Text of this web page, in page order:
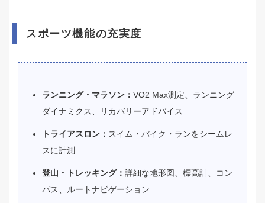
スポーツ機能の充実度
ランニング・マラソン： VO2 Max測定、ランニング
ダイナミクス、リカバリーアドバイス
トライアスロン： スイム・バイク・ランをシームレ
スに計測
登山・トレッキング： 詳細な地形図、標高計、コン
パス、ルートナビゲーション